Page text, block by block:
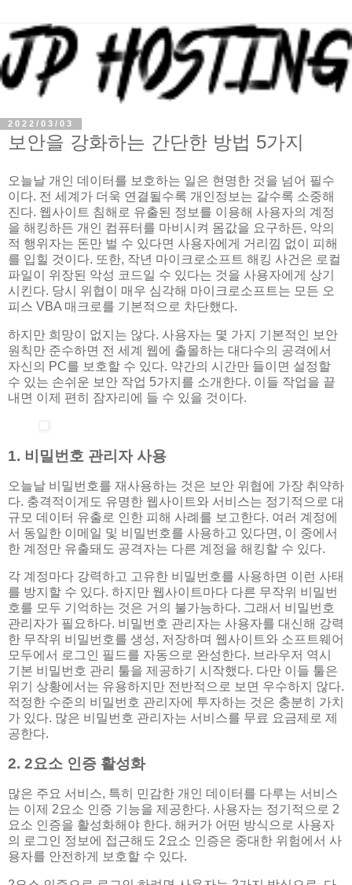
2022/03/03
보안을 강화하는 간단한 방법 5가지
오늘날 개인 데이터를 보호하는 일은 현명한 것을 넘어 필수
이다. 전 세계가 더욱 연결될수록 개인정보는 갈수록 소중해
진다. 웹사이트 침해로 유출된 정보를 이용해 사용자의 계정
을 해킹하든 개인 컴퓨터를 마비시켜 몸값을 요구하든, 악의
적 행위자는 돈만 벌 수 있다면 사용자에게 거리낌 없이 피해
를 입힐 것이다. 또한, 작년 마이크로소프트 해킹 사건은 로컬
파일이 위장된 악성 코드일 수 있다는 것을 사용자에게 상기
시킨다. 당시 위협이 매우 심각해 마이크로소프트는 모든 오
피스 VBA 매크로를 기본적으로 차단했다.
하지만 희망이 없지는 않다. 사용자는 몇 가지 기본적인 보안
원칙만 준수하면 전 세계 웹에 출몰하는 대다수의 공격에서
자신의 PC를 보호할 수 있다. 약간의 시간만 들이면 설정할
수 있는 손쉬운 보안 작업 5가지를 소개한다. 이들 작업을 끝
내면 이제 편히 잠자리에 들 수 있을 것이다.
1. 비밀번호 관리자 사용
오늘날 비밀번호를 재사용하는 것은 보안 위협에 가장 취약하
다. 충격적이게도 유명한 웹사이트와 서비스는 정기적으로 대
규모 데이터 유출로 인한 피해 사례를 보고한다. 여러 계정에
서 동일한 이메일 및 비밀번호를 사용하고 있다면, 이 중에서
한 계정만 유출돼도 공격자는 다른 계정을 해킹할 수 있다.
각 계정마다 강력하고 고유한 비밀번호를 사용하면 이런 사태
를 방지할 수 있다. 하지만 웹사이트마다 다른 무작위 비밀번
호를 모두 기억하는 것은 거의 불가능하다. 그래서 비밀번호
관리자가 필요하다. 비밀번호 관리자는 사용자를 대신해 강력
한 무작위 비밀번호를 생성, 저장하며 웹사이트와 소프트웨어
모두에서 로그인 필드를 자동으로 완성한다. 브라우저 역시
기본 비밀번호 관리 툴을 제공하기 시작했다. 다만 이들 툴은
위기 상황에서는 유용하지만 전반적으로 보면 우수하지 않다.
적정한 수준의 비밀번호 관리자에 투자하는 것은 충분히 가치
가 있다. 많은 비밀번호 관리자는 서비스를 무료 요금제로 제
공한다.
2. 2요소 인증 활성화
많은 주요 서비스, 특히 민감한 개인 데이터를 다루는 서비스
는 이제 2요소 인증 기능을 제공한다. 사용자는 정기적으로 2
요소 인증을 활성화해야 한다. 해커가 어떤 방식으로 사용자
의 로그인 정보에 접근해도 2요소 인증은 중대한 위험에서 사
용자를 안전하게 보호할 수 있다.